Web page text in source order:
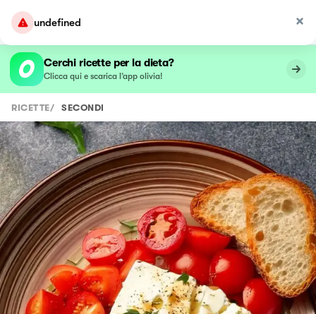
undefined
Cerchi ricette per la dieta?
Clicca qui e scarica l’app olivia!
RICETTE/ SECONDI